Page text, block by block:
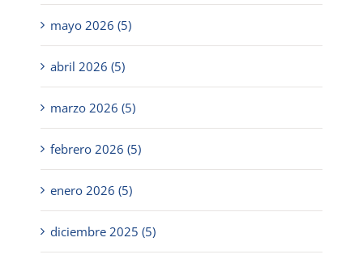
mayo 2026 (5)
abril 2026 (5)
marzo 2026 (5)
febrero 2026 (5)
enero 2026 (5)
diciembre 2025 (5)